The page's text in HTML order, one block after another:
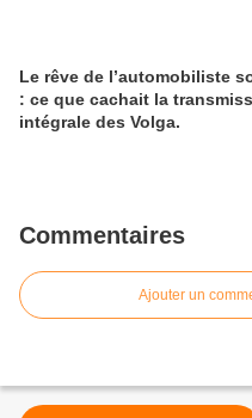
Le rêve de l’automobiliste
: ce que cachait la
intégrale des Volga.
Commentaires
Ajouter un